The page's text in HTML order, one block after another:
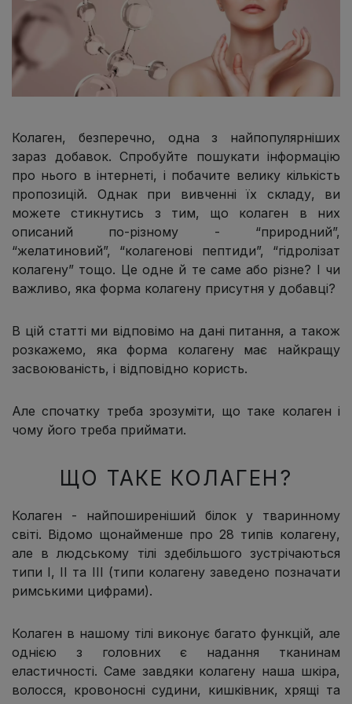
Колаген, безперечно, одна з найпопулярніших
зараз добавок. Спробуйте пошукати інформацію
про нього в інтернеті, і побачите велику кількість
пропозицій. Однак при вивченні їх складу, ви
можете стикнутись з тим, що колаген в них
описаний по-різному - “природний”,
“желатиновий”, “колагенові пептиди”, “гідролізат
колагену” тощо. Це одне й те саме або різне? І чи
важливо, яка форма колагену присутня у добавці?
В цій статті ми відповімо на дані питання, а також
розкажемо, яка форма колагену має найкращу
засвоюваність, і відповідно користь.
Але спочатку треба зрозуміти, що таке колаген і
чому його треба приймати.
ЩО ТАКЕ КОЛАГЕН?
Колаген - найпоширеніший білок у тваринному
світі. Відомо щонайменше про 28 типів колагену,
але в людському тілі здебільшого зустрічаються
типи I, II та III (типи колагену заведено позначати
римськими цифрами).
Колаген в нашому тілі виконує багато функцій, але
однією з головних є надання тканинам
еластичності. Саме завдяки колагену наша шкіра,
волосся, кровоносні судини, кишківник, хрящі та